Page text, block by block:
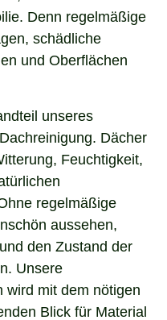
Denn regelmäßige
schädliche
und Oberflächen
unseres
Dächer
Feuchtigkeit,
regelmäßige
aussehen,
den Zustand der
Unsere
wird mit dem nötigen
Blick für Material